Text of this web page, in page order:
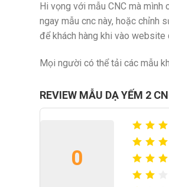
Hi vọng với mẫu CNC mà
ngay mẫu cnc này, hoặc chỉnh
để khách hàng khi vào
Mọi người có thể tải các mẫu
REVIEW MẪU DẠ YẾM 2
0